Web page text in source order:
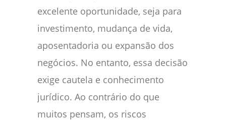
excelente oportunidade, seja para
investimento, mudança de vida,
aposentadoria ou expansão dos
negócios. No entanto, essa decisão
exige cautela e conhecimento
jurídico. Ao contrário do que
muitos pensam, os riscos